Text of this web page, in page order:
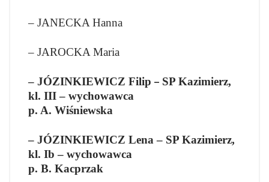
– JANECKA Hanna
– JAROCKA Maria
– JÓZINKIEWICZ Filip – SP Kazimierz,
kl. III – wychowawca
p. A. Wiśniewska
– JÓZINKIEWICZ Lena – SP Kazimierz,
kl. Ib – wychowawca
p. B. Kacprzak